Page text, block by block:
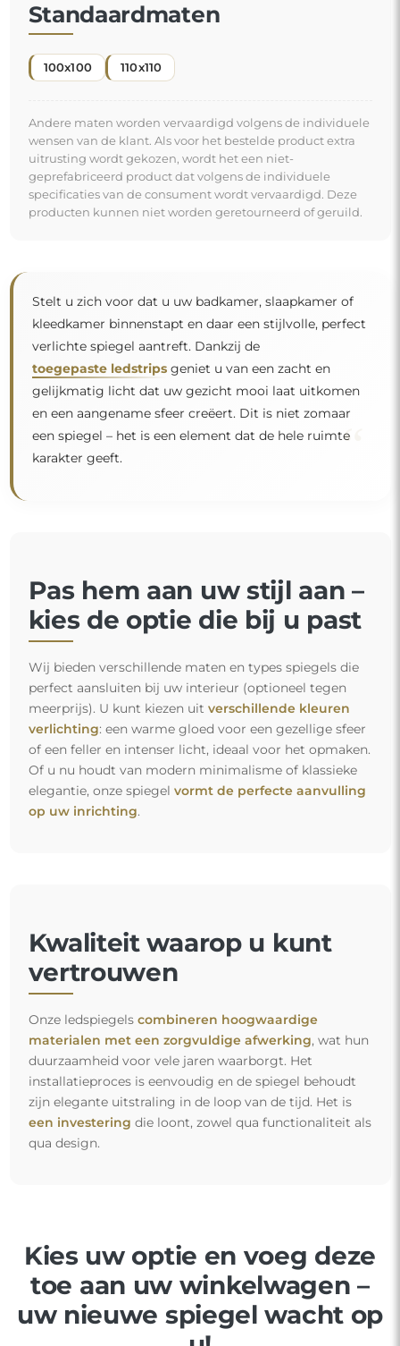
Standaardmaten
100x100 110x110
Andere maten worden vervaardigd volgens de individuele
wensen van de klant. Als voor het bestelde product extra
uitrusting wordt gekozen, wordt het een niet-
geprefabriceerd product dat volgens de individuele
specificaties van de consument wordt vervaardigd. Deze
producten kunnen niet worden geretourneerd of geruild.
Stelt u zich voor dat u uw badkamer, slaapkamer of
kleedkamer binnenstapt en daar een stijlvolle, perfect
verlichte spiegel aantreft. Dankzij de
toegepaste ledstripsgeniet u van een zacht en
gelijkmatig licht dat uw gezicht mooi laat uitkomen
en een aangename sfeer creëert. Dit is niet zomaar
een spiegel – het is een element dat de hele ruimte
karakter geeft.
“
Pas hem aan uw stijl aan –
kies de optie die bij u past
Wij bieden verschillende maten en types spiegels die
perfect aansluiten bij uw interieur (optioneel tegen
meerprijs). U kunt kiezen uit verschillende kleuren
verlichting: een warme gloed voor een gezellige sfeer
of een feller en intenser licht, ideaal voor het opmaken.
Of u nu houdt van modern minimalisme of klassieke
elegantie, onze spiegel vormt de perfecte aanvulling
op uw inrichting.
Kwaliteit waarop u kunt
vertrouwen
Onze ledspiegels combineren hoogwaardige
materialen met een zorgvuldige afwerking, wat hun
duurzaamheid voor vele jaren waarborgt. Het
installatieproces is eenvoudig en de spiegel behoudt
zijn elegante uitstraling in de loop van de tijd. Het is
een investering die loont, zowel qua functionaliteit als
qua design.
Kies uw optie en voeg deze
toe aan uw winkelwagen –
uw nieuwe spiegel wacht op